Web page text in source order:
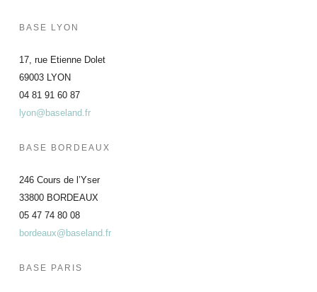
BASE LYON
17, rue Etienne Dolet
69003 LYON
04 81 91 60 87
lyon@baseland.fr
BASE BORDEAUX
246 Cours de l’Yser
33800 BORDEAUX
05 47 74 80 08
bordeaux@baseland.fr
BASE PARIS